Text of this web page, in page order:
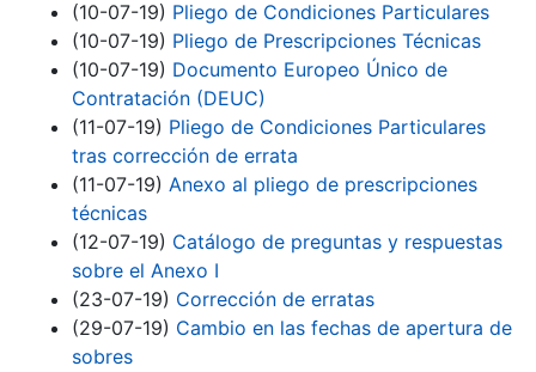
(10-07-19) Pliego de Condiciones Particulares
(10-07-19) Pliego de Prescripciones Técnicas
(10-07-19) Documento Europeo Único de
Contratación (DEUC)
(11-07-19) Pliego de Condiciones Particulares
tras corrección de errata
(11-07-19) Anexo al pliego de prescripciones
técnicas
(12-07-19) Catálogo de preguntas y respuestas
sobre el Anexo I
(23-07-19) Corrección de erratas
(29-07-19) Cambio en las fechas de apertura de
sobres